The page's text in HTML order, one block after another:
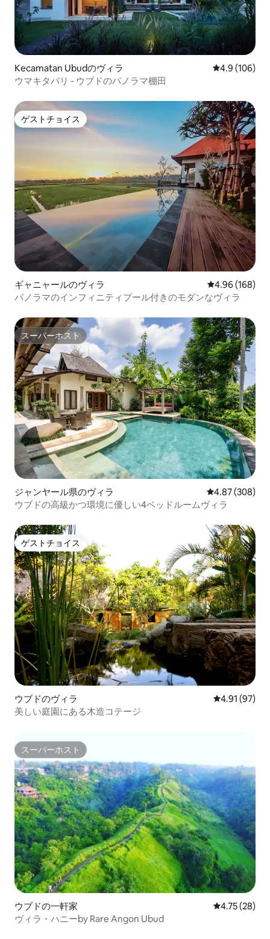
Kecamatan Ubudのヴィラ レビュー106
4.9 (106)
ウマキタバリ - ウブドのパノラマ棚田
ゲストチョイス
ゲストチョイス
ギャニャールのヴィラ レビュー168
4.96 (168)
パノラマのインフィニティプール付きのモダンなヴィラ
スーパーホスト
スーパーホスト
ジャンヤール県のヴィラ レビュー308
4.87 (308)
ウブドの高級かつ環境に優しい4ベッドルームヴィラ
ゲストチョイス
ゲストチョイス
ウブドのヴィラ レビュー97
4.91 (97)
美しい庭園にある木造コテージ
スーパーホスト
スーパーホスト
ウブドの一軒家 レビュー28
4.75 (28)
ヴィラ・ハニーby Rare Angon Ubud